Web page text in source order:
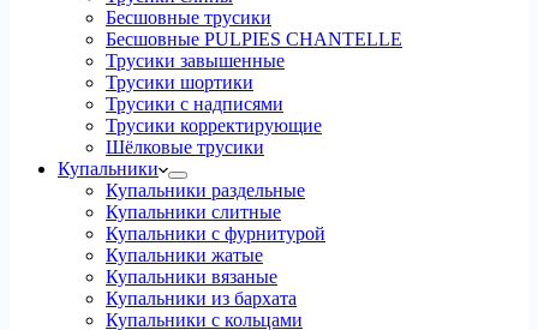
Бесшовные трусики
Бесшовные PULPIES CHANTELLE
Трусики завышенные
Трусики шортики
Трусики с надписями
Трусики корректирующие
Шёлковые трусики
Купальники
Купальники раздельные
Купальники слитные
Купальники с фурнитурой
Купальники жатые
Купальники вязаные
Купальники из бархата
Купальники с кольцами